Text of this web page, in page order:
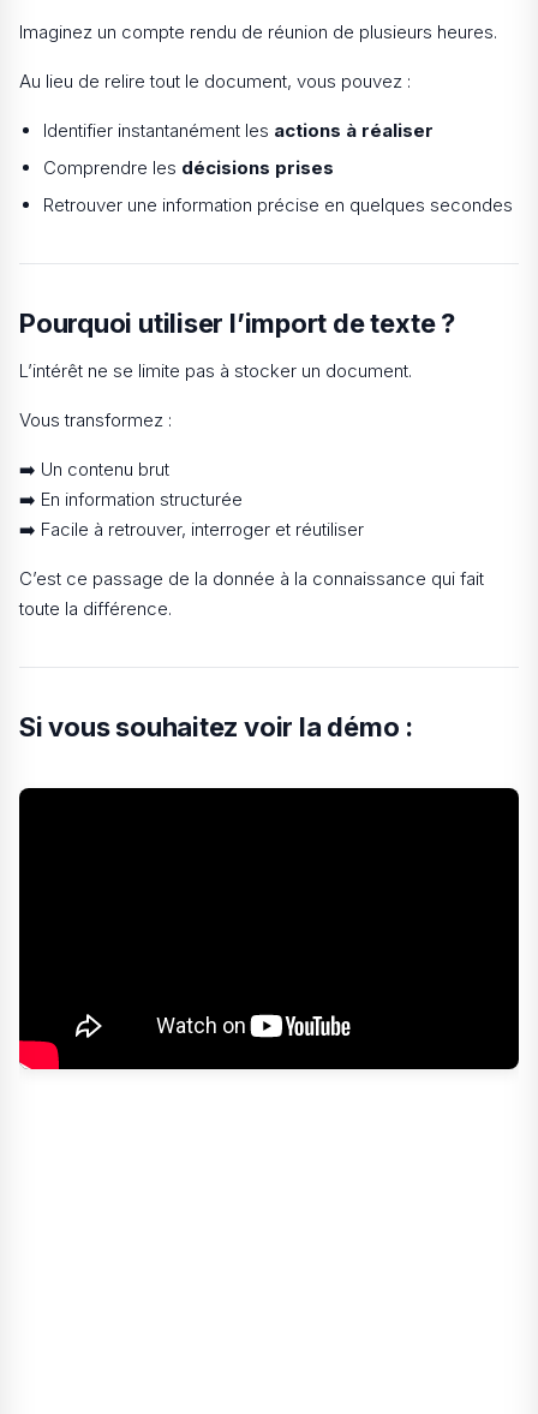
Imaginez un compte rendu de réunion de plusieurs heures.
Au lieu de relire tout le document, vous pouvez :
Identifier instantanément les actions à réaliser
Comprendre les décisions prises
Retrouver une information précise en quelques secondes
Pourquoi utiliser l’import de texte ?
L’intérêt ne se limite pas à stocker un document.
Vous transformez :
➡️ Un contenu brut
➡️ En information structurée
➡️ Facile à retrouver, interroger et réutiliser
C’est ce passage de la donnée à la connaissance qui fait
toute la différence.
Si vous souhaitez voir la démo :